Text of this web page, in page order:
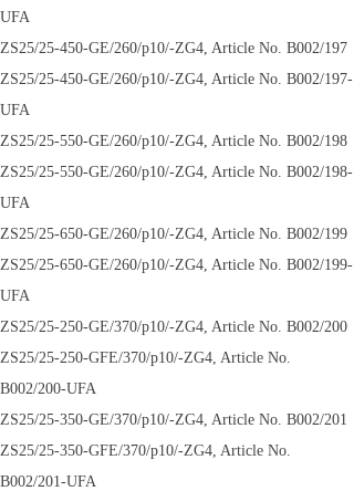
UFA
ZS25/25-450-GE/260/p10/-ZG4, Article No. B002/197
ZS25/25-450-GE/260/p10/-ZG4, Article No. B002/197-
UFA
ZS25/25-550-GE/260/p10/-ZG4, Article No. B002/198
ZS25/25-550-GE/260/p10/-ZG4, Article No. B002/198-
UFA
ZS25/25-650-GE/260/p10/-ZG4, Article No. B002/199
ZS25/25-650-GE/260/p10/-ZG4, Article No. B002/199-
UFA
ZS25/25-250-GE/370/p10/-ZG4, Article No. B002/200
ZS25/25-250-GFE/370/p10/-ZG4, Article No.
B002/200-UFA
ZS25/25-350-GE/370/p10/-ZG4, Article No. B002/201
ZS25/25-350-GFE/370/p10/-ZG4, Article No.
B002/201-UFA